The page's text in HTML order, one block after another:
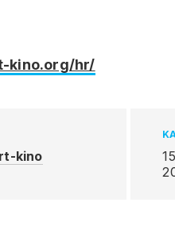
kino.org/hr/
kino